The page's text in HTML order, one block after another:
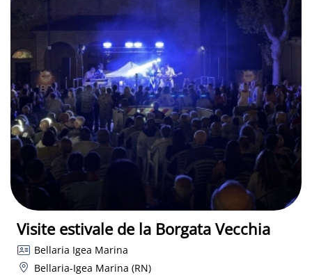
Visite estivale de la Borgata Vecchia
Bellaria Igea Marina
Bellaria-Igea Marina (RN)